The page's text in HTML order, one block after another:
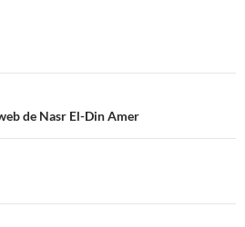
de Nasr El-Din Amer